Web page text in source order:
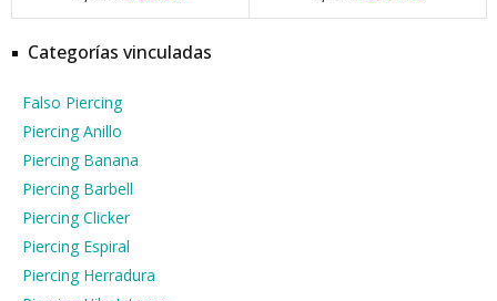
Categorías vinculadas
Falso Piercing
Piercing Anillo
Piercing Banana
Piercing Barbell
Piercing Clicker
Piercing Espiral
Piercing Herradura